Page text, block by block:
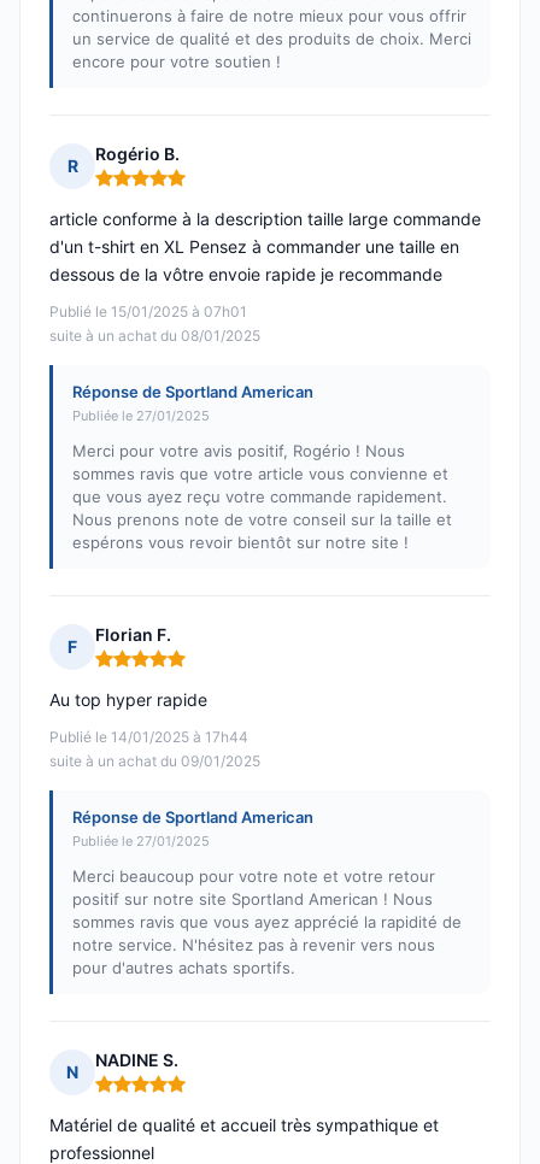
continuerons à faire de notre mieux pour vous offrir
un service de qualité et des produits de choix. Merci
encore pour votre soutien !
R
Rogério B.
Note : 5 sur 5
Publié le 15/01/2025 à 07h01
suite à un achat du 08/01/2025
article conforme à la description taille large commande
d'un t-shirt en XL Pensez à commander une taille en
dessous de la vôtre envoie rapide je recommande
Réponse de Sportland American
Publiée le 27/01/2025
Merci pour votre avis positif, Rogério ! Nous
sommes ravis que votre article vous convienne et
que vous ayez reçu votre commande rapidement.
Nous prenons note de votre conseil sur la taille et
espérons vous revoir bientôt sur notre site !
F
Florian F.
Note : 5 sur 5
Publié le 14/01/2025 à 17h44
suite à un achat du 09/01/2025
Au top hyper rapide
Réponse de Sportland American
Publiée le 27/01/2025
Merci beaucoup pour votre note et votre retour
positif sur notre site Sportland American ! Nous
sommes ravis que vous ayez apprécié la rapidité de
notre service. N'hésitez pas à revenir vers nous
pour d'autres achats sportifs.
N
NADINE S.
Note : 5 sur 5
Matériel de qualité et accueil très sympathique et
professionnel